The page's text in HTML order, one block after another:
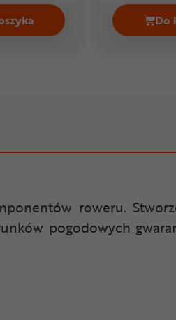
zł
Country Cena 42,99 zł Olej doDo
roweru.
pogodowych